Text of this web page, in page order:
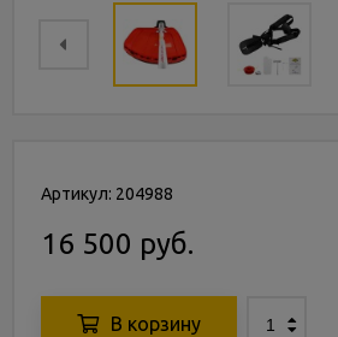
Артикул: 204988
16 500 руб.
В корзину